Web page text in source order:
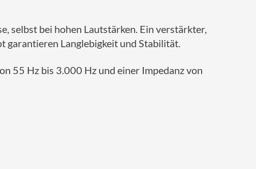
selbst bei hohen Lautstärken. Ein verstärkter,
garantieren Langlebigkeit und Stabilität.
55 Hz bis 3.000 Hz und einer Impedanz von